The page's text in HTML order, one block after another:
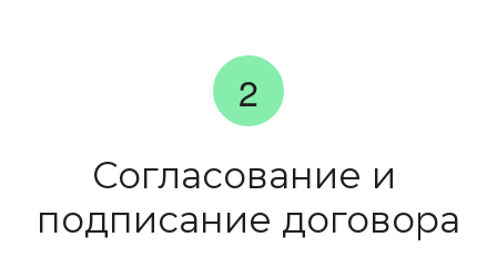
Согласование и
подписание договора